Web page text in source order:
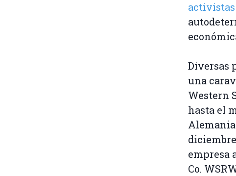
Diversas
una
Western
hasta el
empresa
Co.